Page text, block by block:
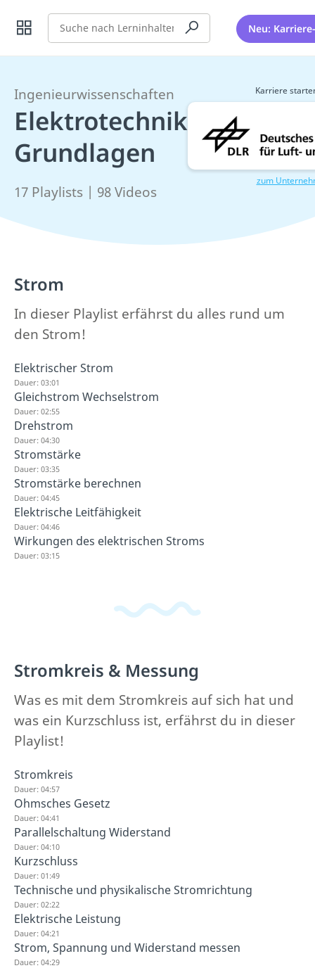
Suche Neu:
Ingenieurwissenschaften
Elektrotechnik
Grundlagen
17 Playlists | 98 Videos
Karriere
zum
Strom
In dieser Playlist erfährst du alles rund um
den Strom!
Elektrischer Strom
Dauer: 03:01
Gleichstrom Wechselstrom
Dauer: 02:55
Drehstrom
Dauer: 04:30
Stromstärke
Dauer: 03:35
Stromstärke berechnen
Dauer: 04:45
Elektrische Leitfähigkeit
Dauer: 04:46
Wirkungen des elektrischen Stroms
Dauer: 03:15
Stromkreis & Messung
Was es mit dem Stromkreis auf sich hat und
was ein Kurzschluss ist, erfährst du in dieser
Playlist!
Stromkreis
Dauer: 04:57
Ohmsches Gesetz
Dauer: 04:41
Parallelschaltung Widerstand
Dauer: 04:10
Kurzschluss
Dauer: 01:49
Technische und physikalische Stromrichtung
Dauer: 02:22
Elektrische Leistung
Dauer: 04:21
Strom, Spannung und Widerstand messen
Dauer: 04:29